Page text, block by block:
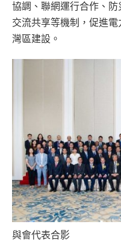
協調、聯網運行合作、
交流共享等機制，促進
灣區建設。
與會代表合影